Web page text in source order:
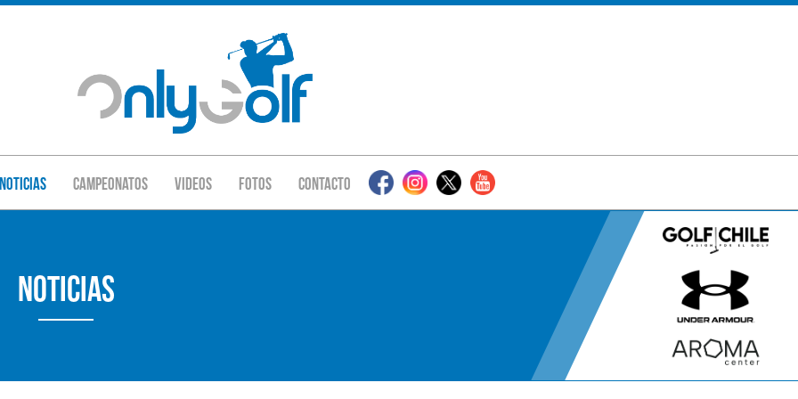
Noticias Campeonatos Videos Fotos Contacto
Noticias